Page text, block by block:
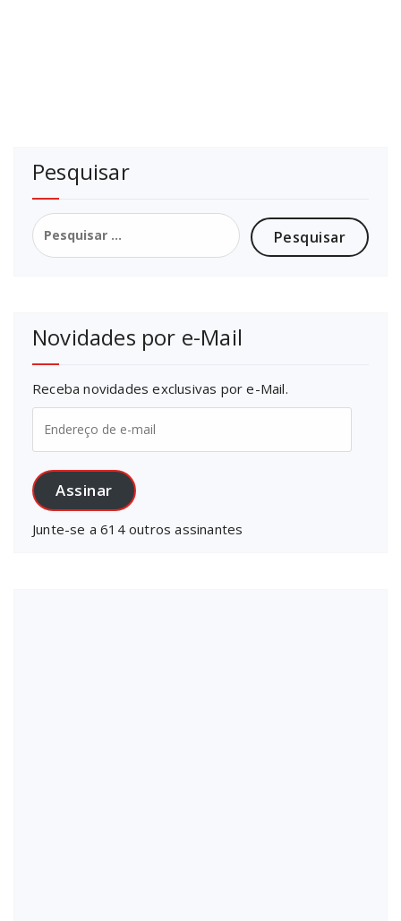
Pesquisar
Pesquisar
por:
Novidades por e-Mail
Receba novidades exclusivas por e-Mail.
de
e-
mail
Assinar
Junte-se a 614 outros assinantes